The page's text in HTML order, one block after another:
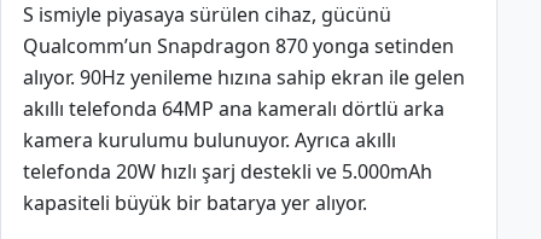
S ismiyle piyasaya sürülen cihaz, gücünü
Qualcomm’un Snapdragon 870 yonga setinden
alıyor. 90Hz yenileme hızına sahip ekran ile gelen
akıllı telefonda 64MP ana kameralı dörtlü arka
kamera kurulumu bulunuyor. Ayrıca akıllı
telefonda 20W hızlı şarj destekli ve 5.000mAh
kapasiteli büyük bir batarya yer alıyor.